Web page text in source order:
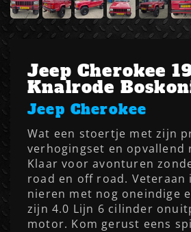
Jeep Cherokee
Knalrode
Jeep Cherokee
Wat een stoertje met zijn
verhogingset en opvallend
Klaar voor avonturen
road en off road. Veteraan
nieren met nog oneindige
zijn 4.0 Lijn 6 cilinder
motor. Kom gerust eens